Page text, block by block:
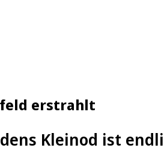
erstrahlt
Kleinod ist